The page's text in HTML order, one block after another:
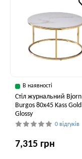
В наявності
Стіл журнальний Bjorn
Burgos 80х45 Kass Gold
Glossy
0 відгуків
7,315 грн